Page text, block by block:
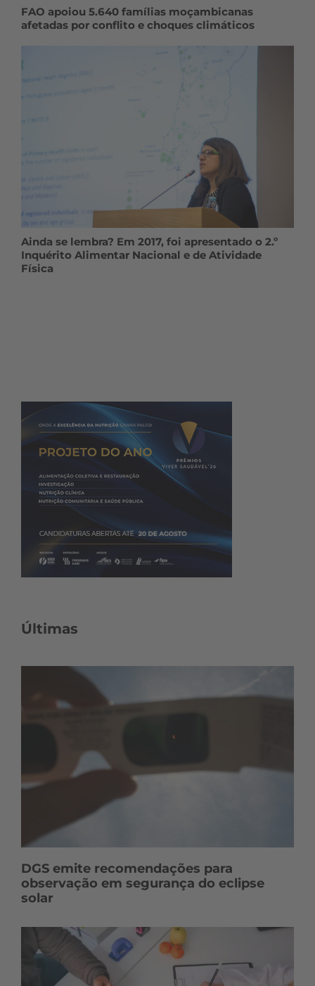
FAO apoiou 5.640 famílias moçambicanas
afetadas por conflito e choques climáticos
Ainda se lembra? Em 2017, foi apresentado o 2.º
Inquérito Alimentar Nacional e de Atividade
Física
Últimas
DGS emite recomendações para
observação em segurança do eclipse
solar